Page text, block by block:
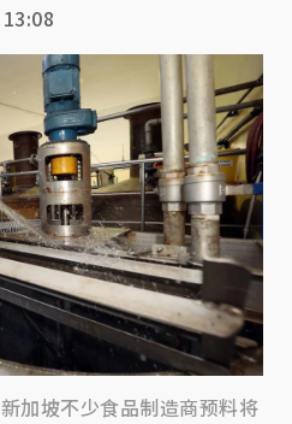
加坡不少食品制造商预料将